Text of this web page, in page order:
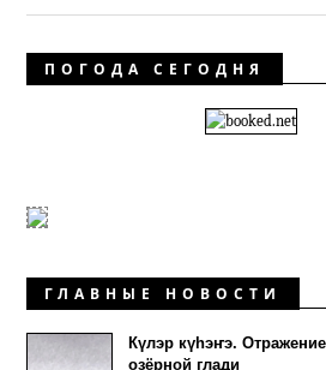
ПОГОДА СЕГОДНЯ
ГЛАВНЫЕ НОВОСТИ
Күлэр күhэҥэ.
озёрной глади